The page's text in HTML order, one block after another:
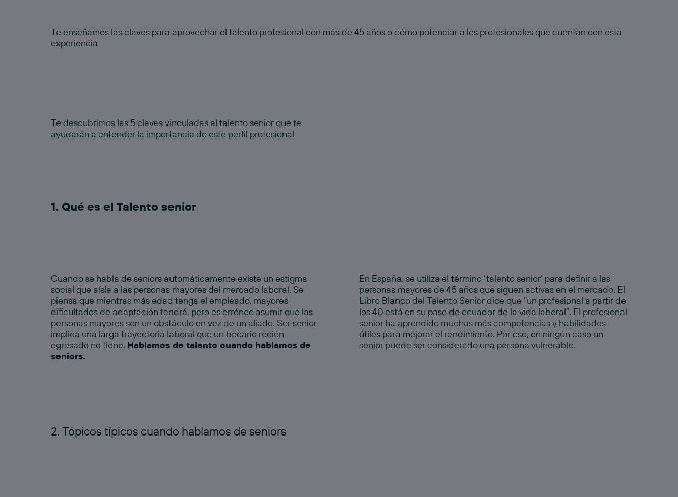
Te enseñamos las claves para aprovechar el talento profesional con más de 45 años o cómo potenciar a los profesionales que cuentan con esta
experiencia
Te descubrimos las 5 claves vinculadas al talento senior que te
ayudarán a entender la importancia de este perfil profesional
1. Qué es el Talento senior
Cuando se habla de seniorsautomáticamente existe un estigma
social que aísla a las personas mayores del mercado laboral. Se
piensa que mientras más edad tenga el empleado, mayores
dificultades de adaptación tendrá, pero es erróneo asumir que las
personas mayores son un obstáculo en vez de un aliado. Sersenior
implica una larga trayectoria laboral que un becario recién
egresado no tiene. Hablamos de talento cuando hablamos de
seniors.
En España, se utiliza el término ‘talentosenior’ para definir a las
personas mayores de 45 años que siguen activas en el mercado. El
Libro Blanco del Talento Seniordice que “un profesional a partir de
los 40 está en su paso de ecuador de la vida laboral”. El profesional
seniorha aprendido muchas más competencias y habilidades
útiles para mejorar el rendimiento. Por eso, en ningún caso un
seniorpuede ser considerado una persona vulnerable.
2. Tópicos típicos cuando hablamos de seniors